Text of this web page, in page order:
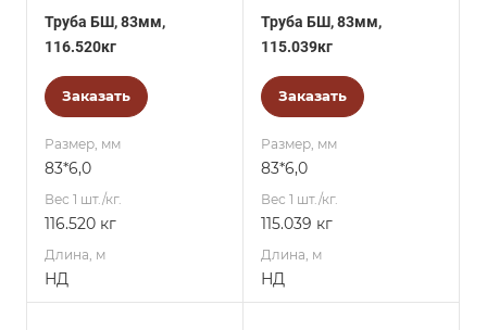
Труба БШ, 83мм,
116.520кг
Заказать
Размер, мм
83*6,0
Вес 1 шт./кг.
116.520 кг
Длина, м
НД
Труба БШ, 83мм,
115.039кг
Заказать
Размер, мм
83*6,0
Вес 1 шт./кг.
115.039 кг
Длина, м
НД